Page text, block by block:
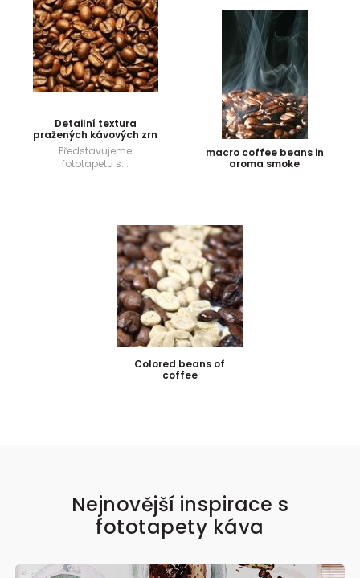
Detailní textura
pražených kávových zrn
Představujeme
fototapetu s...
macro coffee beans in
aroma smoke
Colored beans of
coffee
Nejnovější inspirace s
fototapety káva